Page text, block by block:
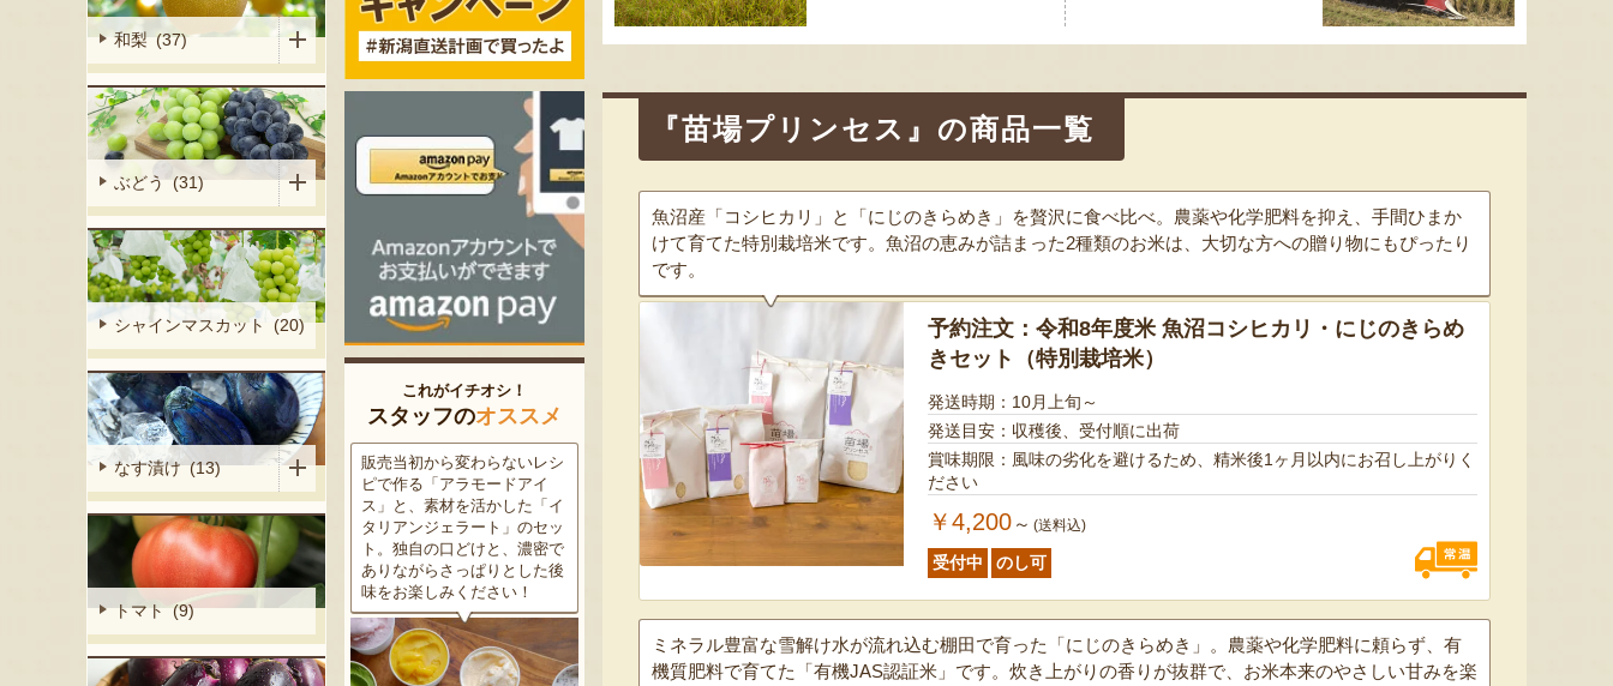
シ
ョ
『苗場プリンセス』の商品一覧
魚沼産「コシヒカリ」と「にじのきらめき」を贅沢に食べ比べ。農薬や化学肥料を抑え、手間ひまか
けて育てた特別栽培米です。魚沼の恵みが詰まった2種類のお米は、大切な方への贈り物にもぴったり
です。
予約注文：令和8年度米 魚沼コシヒカリ・にじのきらめ
きセット（特別栽培米）
発送時期：10月上旬～
発送目安：収穫後、受付順に出荷
賞味期限：風味の劣化を避けるため、精米後1ヶ月以内にお召し上がりく
ださい
￥4,200 ～ (送料込)
受付中 のし可
ミネラル豊富な雪解け水が流れ込む棚田で育った「にじのきらめき」。農薬や化学肥料に頼らず、有
機質肥料で育てた「有機JAS認証米」です。炊き上がりの香りが抜群で、お米本来のやさしい甘みを楽
和梨 (37)
ぶどう (31)
シャインマスカット (20)
なす漬け (13)
トマト (9)
これがイチオシ！
スタッフのオススメ
販売当初から変わらないレシ
ピで作る「アラモードアイ
ス」と、素材を活かした「イ
タリアンジェラート」のセッ
ト。独自の口どけと、濃密で
ありながらさっぱりとした後
味をお楽しみください！
この道50年の大ベテラン農家
が育てた美味しい新潟枝豆・
茶豆！手塩にかけて育てた枝
豆の甘味と深い香り、コクの
ある旨味を是非一度お試し下
さい。お中元にもオススメ！
新潟の夏と言えば大阪屋の流
れ梅！国産の梅果汁とくずき
り風のゼリーの相性が抜群。
爽やかな甘みとツルッとした
るはず！お中元にも喜ばれる
魚沼市だけで作られている
「深雪なす」を使ったなす漬
け。しっかりとした塩味が好
評で、地元の直売所で大人気
の商品です。夏はもちろん、
甘みがのった秋なすは特に絶
太田農園が手塩にかけて育て
く、「メロンの王様」とも呼
新潟市江南区で育てられた和
い姿を持つ梨が生み出されま
す。「愛甘水」や「王秋」な